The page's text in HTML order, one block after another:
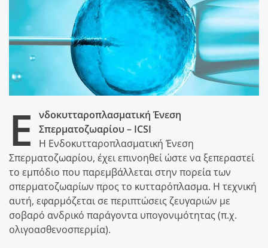
Ε
νδοκυτταροπλασματική Ένεση
Σπερματοζωαρίου – ICSI
Η Ενδοκυτταροπλασματική Ένεση
Σπερματοζωαρίου, έχει επινοηθεί ώστε να ξεπεραστεί
το εμπόδιο που παρεμβάλλεται στην πορεία των
σπερματοζωαρίων προς το κυτταρόπλασμα. Η τεχνική
αυτή, εφαρμόζεται σε περιπτώσεις ζευγαριών με
σοβαρό ανδρικό παράγοντα υπογονιμότητας (π.χ.
ολιγοασθενοσπερμία).